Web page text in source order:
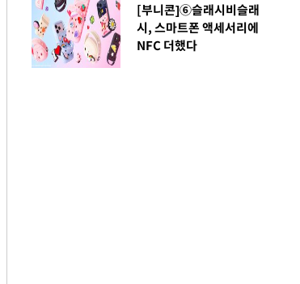
[부니콘]⑥슬래시비슬래
시, 스마트폰 액세서리에
NFC 더했다